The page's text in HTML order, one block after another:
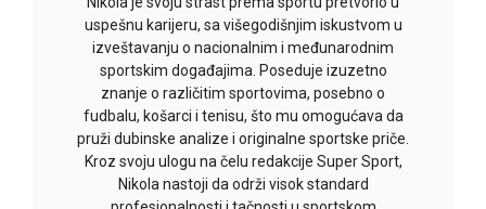
uspešnu karijeru, sa višegodišnjim iskustvom u
izveštavanju o nacionalnim i međunarodnim
sportskim događajima. Poseduje izuzetno
znanje o različitim sportovima, posebno o
fudbalu, košarci i tenisu, što mu omogućava da
pruži dubinske analize i originalne sportske priče.
Kroz svoju ulogu na čelu redakcije Super Sport,
Nikola nastoji da održi visok standard